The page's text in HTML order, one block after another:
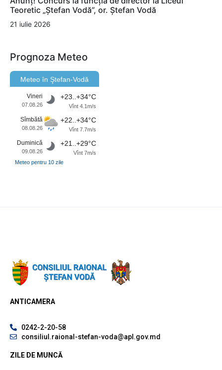
Teoretic „Ștefan Vodă”, or. Ștefan Vodă
21 iulie 2026
Prognoza Meteo
Meteo în Ştefan-Vodă
Vineri
07.08.26
+23..+34°C
Vînt 4.1m/s
Sîmbătă
08.08.26
+22..+34°C
Vînt 7.7m/s
Duminică
09.08.26
+21..+29°C
Vînt 7m/s
Meteo pentru 10 zile
ANTICAMERA
0242-2-20-58
consiliul.raional-stefan-voda@apl.gov.md
ZILE DE MUNCĂ